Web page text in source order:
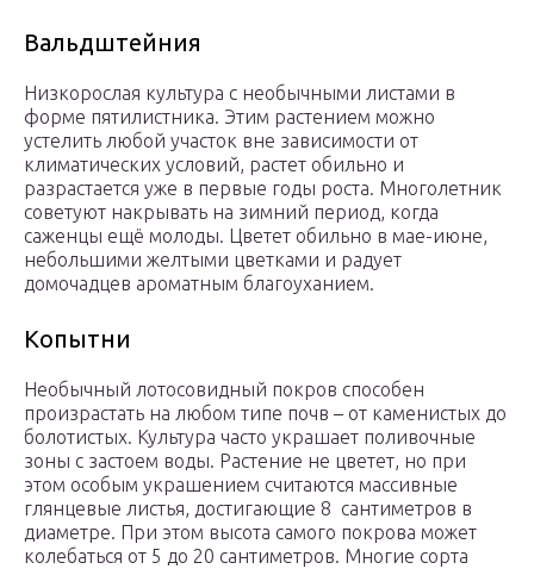
Вальдштейния
Низкорослая культура с необычными листами в
форме пятилистника. Этим растением можно
устелить любой участок вне зависимости от
климатических условий, растет обильно и
разрастается уже в первые годы роста. Многолетник
советуют накрывать на зимний период, когда
саженцы ещё молоды. Цветет обильно в мае-июне,
небольшими желтыми цветками и радует
домочадцев ароматным благоуханием.
Копытни
Необычный лотосовидный покров способен
произрастать на любом типе почв – от каменистых до
болотистых. Культура часто украшает поливочные
зоны с застоем воды. Растение не цветет, но при
этом особым украшением считаются массивные
глянцевые листья, достигающие 8 сантиметров в
диаметре. При этом высота самого покрова может
колебаться от 5 до 20 сантиметров. Многие сорта